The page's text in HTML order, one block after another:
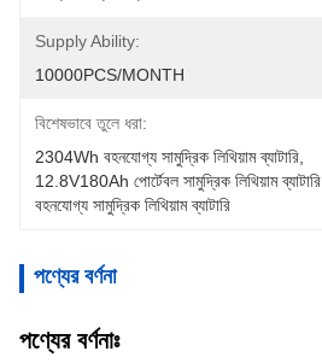
Supply Ability:
10000PCS/MONTH
বিশেষভাবে তুলে ধরা:
2304Wh বহনযোগ্য সামুদ্রিক লিথিয়াম ব্যাটারি
12.8V180Ah পোর্টেবল সামুদ্রিক লিথিয়াম ব্যাটারি
বহনযোগ্য সামুদ্রিক লিথিয়াম ব্যাটারি
পণ্যের বর্ণনা
পণ্যের বর্ণনাঃ